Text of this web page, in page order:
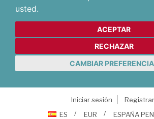
usted.
ACEPTAR
RECHAZAR
CAMBIAR
Iniciar sesión
ES
EUR ESPAÑA